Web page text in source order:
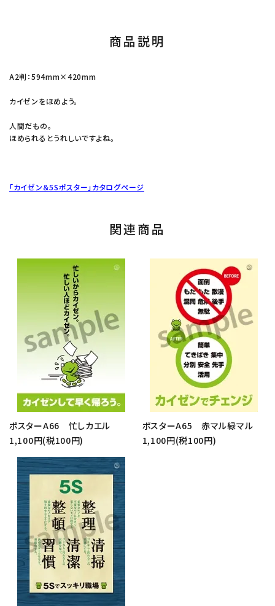
商品説明
A2判：594mm×420mm
カイゼンをほめよう。
人間だもの。
ほめられるとうれしいですよね。
「カイゼン＆5Sポスター」カタログページ
関連商品
ポスターA66 忙しカエル
1,100円(税100円)
ポスターA65 赤マル緑マル
1,100円(税100円)